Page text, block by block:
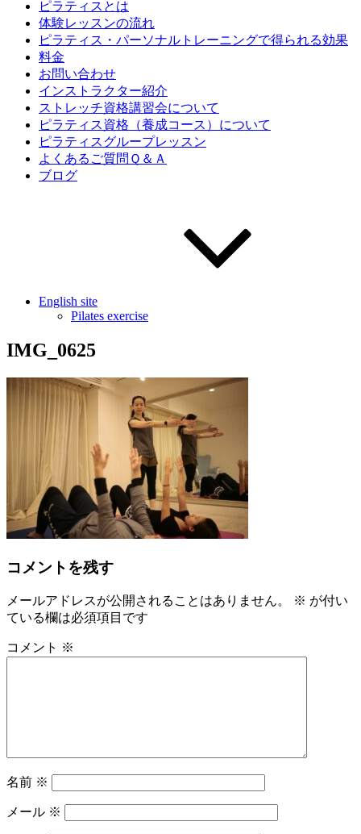
ピラティスとは
体験レッスンの流れ
ピラティス・パーソナルトレーニングで得られる効果
料金
お問い合わせ
インストラクター紹介
ストレッチ資格講習会について
ピラティス資格（養成コース）について
ピラティスグループレッスン
よくあるご質問Ｑ＆Ａ
ブログ
English site
Pilates exercise
IMG_0625
コメントを残す
メールアドレスが公開されることはありません。 ※ が付い
ている欄は必須項目です
コメント ※
名前 ※
メール ※